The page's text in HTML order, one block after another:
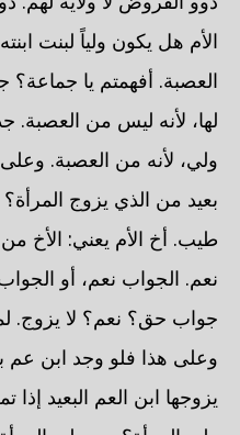
الأم هل يكون ولياً لبنت
العصبة. أفهمتم يا جماعة؟
لها، لأنه ليس من العصبة.
ولي، لأنه من العصبة.
بعيد من الذي يزوج المرأة؟
طيب. أخ الأم يعني: الأخ
نعم. الجواب نعم، أو
جواب حق؟ نعم؟ لا يزوج.
وعلى هذا فلو وجد ابن عم
يزوجها ابن العم البعيد